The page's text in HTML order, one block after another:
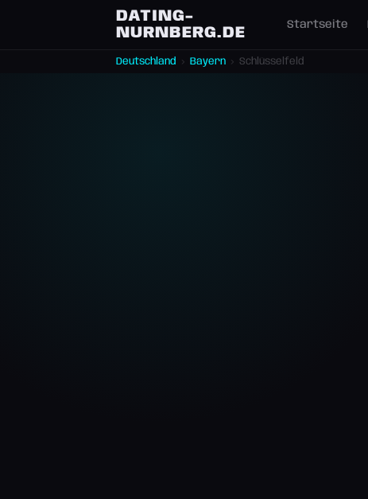
DATING-
NURNBERG.DE
Startseite
Deutschland › Bayern › Schlüsselfeld